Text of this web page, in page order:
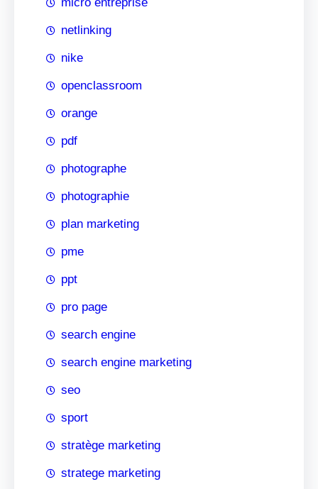
netlinking
nike
openclassroom
orange
pdf
photographe
photographie
plan marketing
pme
ppt
pro page
search engine
search engine marketing
seo
sport
stratège marketing
stratege marketing